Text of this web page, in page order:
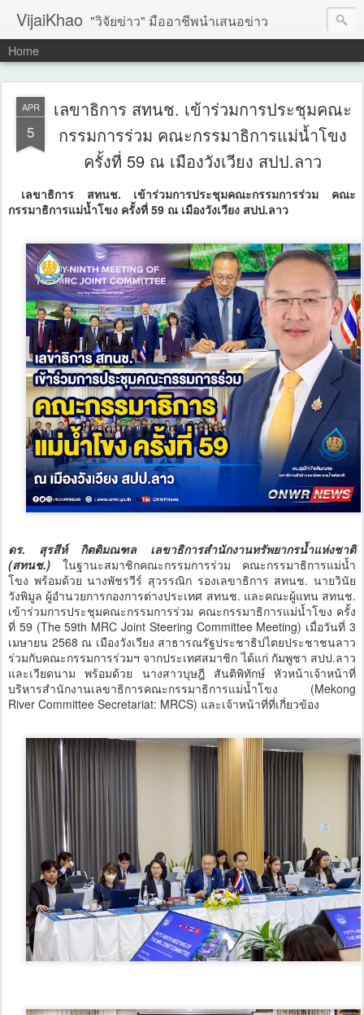
VijaiKhao "วิจัยข่าว" มืออาชีพนำเสนอข่าว
Home
APR
5
เลขาธิการ สทนช. เข้าร่วมการประชุมคณะ
กรรมการร่วม คณะกรรมาธิการแม่น้ำโขง
ครั้งที่ 59 ณ เมืองวังเวียง สปป.ลาว
เลขาธิการ สทนช. เข้าร่วมการประชุมคณะกรรมการร่วม คณะ
กรรมาธิการแม่น้ำโขง ครั้งที่ 59 ณ เมืองวังเวียง สปป.ลาว
ดร. สุรสีห์ กิตติมณฑล เลขาธิการสำนักงานทรัพยากรน้ำแห่งชาติ
(สทนช.) ในฐานะสมาชิกคณะกรรมการร่วม คณะกรรมาธิการแม่น้ำ
โขง พร้อมด้วย นางพัชรวีร์ สุวรรณิก รองเลขาธิการ สทนช. นายวินัย
วังพิมูล ผู้อำนวยการกองการต่างประเทศ สทนช. และคณะผู้แทน สทนช.
เข้าร่วมการประชุมคณะกรรมการร่วม คณะกรรมาธิการแม่น้ำโขง ครั้ง
ที่ 59 (The 59th MRC Joint Steering Committee Meeting) เมื่อวันที่ 3
เมษายน 2568 ณ เมืองวังเวียง สาธารณรัฐประชาธิปไตยประชาชนลาว
ร่วมกับคณะกรรมการร่วมฯ จากประเทศสมาชิก ได้แก่ กัมพูชา สปป.ลาว
และเวียดนาม พร้อมด้วย นางสาวบุษฎี สันติพิทักษ์ หัวหน้าเจ้าหน้าที่
บริหารสำนักงานเลขาธิการคณะกรรมาธิการแม่น้ำโขง (Mekong
River Committee Secretariat: MRCS) และเจ้าหน้าที่ที่เกี่ยวข้อง